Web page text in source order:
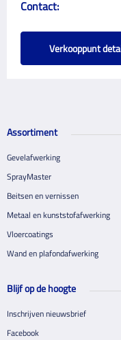
Contact:
Verkooppunt
Assortiment
Gevelafwerking
SprayMaster
Beitsen en vernissen
Metaal en kunststofafwerking
Vloercoatings
Wand en plafondafwerking
Blijf op de hoogte
Inschrijven nieuwsbrief
Facebook